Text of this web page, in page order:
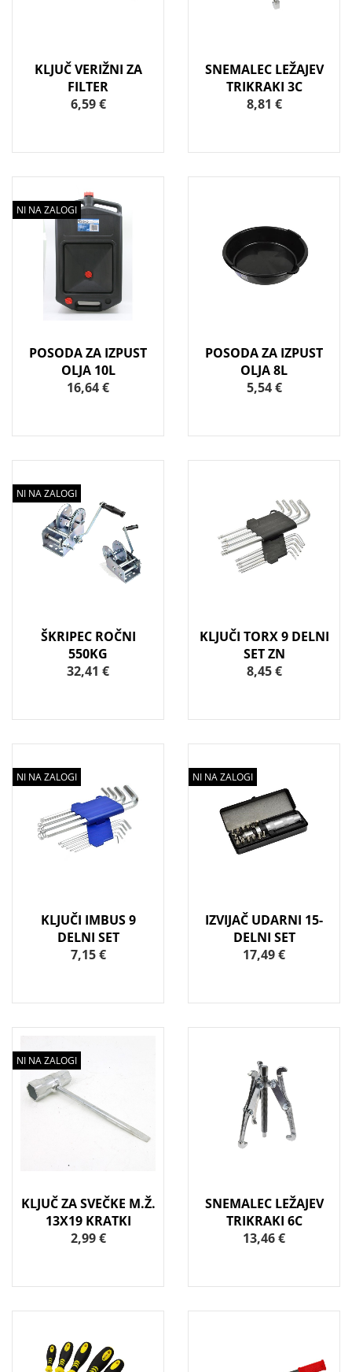
KLJUČ VERIŽNI ZA
FILTER
6,59 €
SNEMALEC LEŽAJEV
TRIKRAKI 3C
8,81 €
NI NA ZALOGI
POSODA ZA IZPUST
OLJA 10L
16,64 €
POSODA ZA IZPUST
OLJA 8L
5,54 €
NI NA ZALOGI
ŠKRIPEC ROČNI
550KG
32,41 €
KLJUČI TORX 9 DELNI
SET ZN
8,45 €
NI NA ZALOGI
KLJUČI IMBUS 9
DELNI SET
7,15 €
NI NA ZALOGI
IZVIJAČ UDARNI 15-
DELNI SET
17,49 €
NI NA ZALOGI
KLJUČ ZA SVEČKE M.Ž.
13X19 KRATKI
2,99 €
SNEMALEC LEŽAJEV
TRIKRAKI 6C
13,46 €